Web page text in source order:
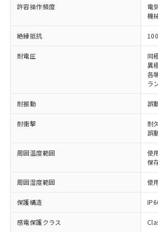
許容操作頻度
電
機
絶縁抵抗
耐電圧
同
異
各
ラ
耐振動 誤
耐衝撃 耐
誤
周囲温度範囲
使
保
周囲湿度範囲 使
保護構造
感電保護クラス
以下の条件をお読みいただき、同
本サービスは、当社制御機
商品の当社在庫状況および
(税抜)を提供させていただ
当社制御機器事業取扱商品
本サービスの対象外となる
在庫状況および標準価格照
記載している更新日時点での
タに基づき作成されるもの
覧された時点での実際の在庫
対応済み：EU RoHS指令（10
非含有に対応した製品が提供可能
す。
対応予定：EU RoHS指令（10物
有に対応した製品に切り替える予
対応予定なし：EU RoHS指令（
調査・確認中：EU RoHS指令（
非含有の対応状況を調査中または
非該当品：ライセンス料など無形
害物質有無と関係のない商品です
仕入先様の事情により、非含有部
いたものが、含有品と判明した場
むを得ず変更することがあります
ミウム(Cd) 100ppm以下、
「○」：最大均質材料含有率が中
基準値以下であることを示します
「×」：最大均質材料含有率が中
基準値を超えていることを示しま
「－」：未確認です。当社販売部
*中国RoHS10物質の基準値 (GB/T26572)：
Pb(鉛) :1000ppm、 Hg(水銀) : 1000ppm、
当社は、これら貴社製品の
為替および外国貿易法に定
（以下｢規制貨物等」という
または国外への提供する場
国政府の輸出許可(または役務
号